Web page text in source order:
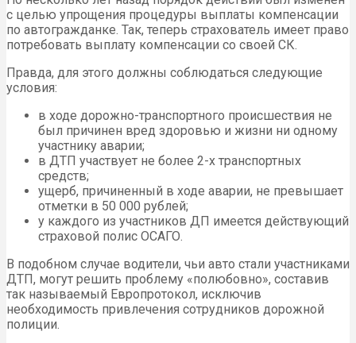
с целью упрощения процедуры выплаты компенсации
по автогражданке. Так, теперь страхователь имеет право
потребовать выплату компенсации со своей СК.
Правда, для этого должны соблюдаться следующие
условия:
в ходе дорожно-транспортного происшествия не
был причинен вред здоровью и жизни ни одному
участнику аварии;
в ДТП участвует не более 2-х транспортных
средств;
ущерб, причиненный в ходе аварии, не превышает
отметки в 50 000 рублей;
у каждого из участников ДП имеется действующий
страховой полис ОСАГО.
В подобном случае водители, чьи авто стали участниками
ДТП, могут решить проблему «полюбовно», составив
так называемый Европротокол, исключив
необходимость привлечения сотрудников дорожной
полиции.